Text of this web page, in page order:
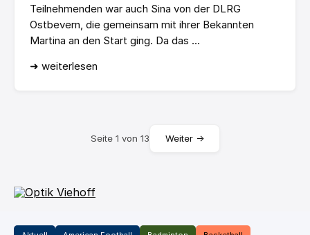
Teilnehmenden war auch Sina von der DLRG
Ostbevern, die gemeinsam mit ihrer Bekannten
Martina an den Start ging. Da das ...
➜ weiterlesen
Seite 1 von 13 Weiter →